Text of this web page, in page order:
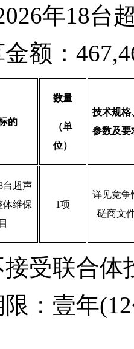
年18台
额：
的
数量
（单
位）
技术规格
参数及要
台超声
体维保
1项
详见竞争
磋商文
受联合体
：壹年